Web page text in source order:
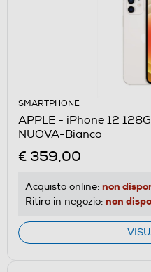
SMARTPHONE
APPLE - iPhone 12
NUOVA-Bianco
€ 359,00
Acquisto online: non
Ritiro in negozio: non